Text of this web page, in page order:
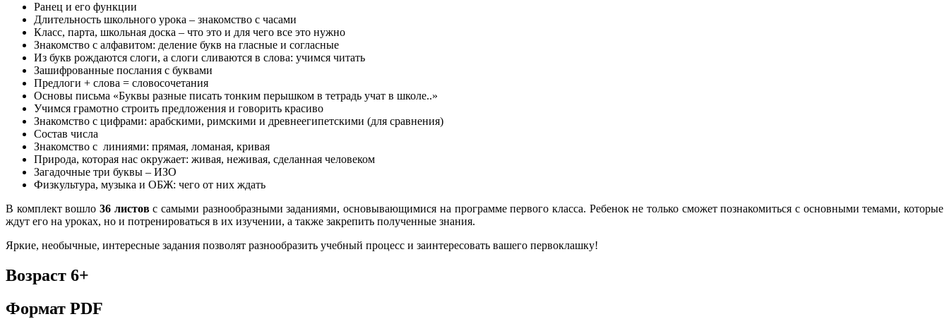
Ранец и его функции
Длительность школьного урока – знакомство с часами
Класс, парта, школьная доска – что это и для чего все это нужно
Знакомство с алфавитом: деление букв на гласные и согласные
Из букв рождаются слоги, а слоги сливаются в слова: учимся читать
Зашифрованные послания с буквами
Предлоги + слова = словосочетания
Основы письма «Буквы разные писать тонким перышком в тетрадь учат в школе..»
Учимся грамотно строить предложения и говорить красиво
Знакомство с цифрами: арабскими, римскими и древнеегипетскими (для сравнения)
Состав числа
Знакомство с линиями: прямая, ломаная, кривая
Природа, которая нас окружает: живая, неживая, сделанная человеком
Загадочные три буквы – ИЗО
Физкультура, музыка и ОБЖ: чего от них ждать
В комплект вошло36 листовс самыми разнообразными заданиями, основывающимися на программе первого класса. Ребенок не только сможет познакомиться с основными темами, которые
ждут его на уроках, но и потренироваться в их изучении, а также закрепить полученные знания.
Яркие, необычные, интересные задания позволят разнообразить учебный процесс и заинтересовать вашего первоклашку!
Возраст 6+
Формат PDF